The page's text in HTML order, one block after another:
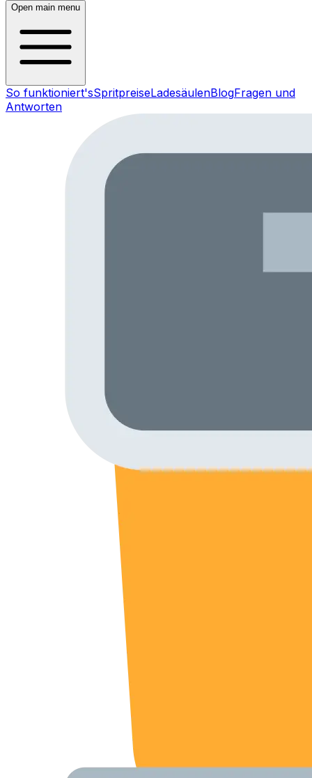
Open main menu
So funktioniert'sSpritpreiseLadesäulenBlogFragen und
Antworten